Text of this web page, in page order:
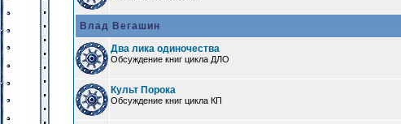
Влад Вегашин
Два лика одиночества
Обсуждение книг цикла ДЛО
Культ Порока
Обсуждение книг цикла КП